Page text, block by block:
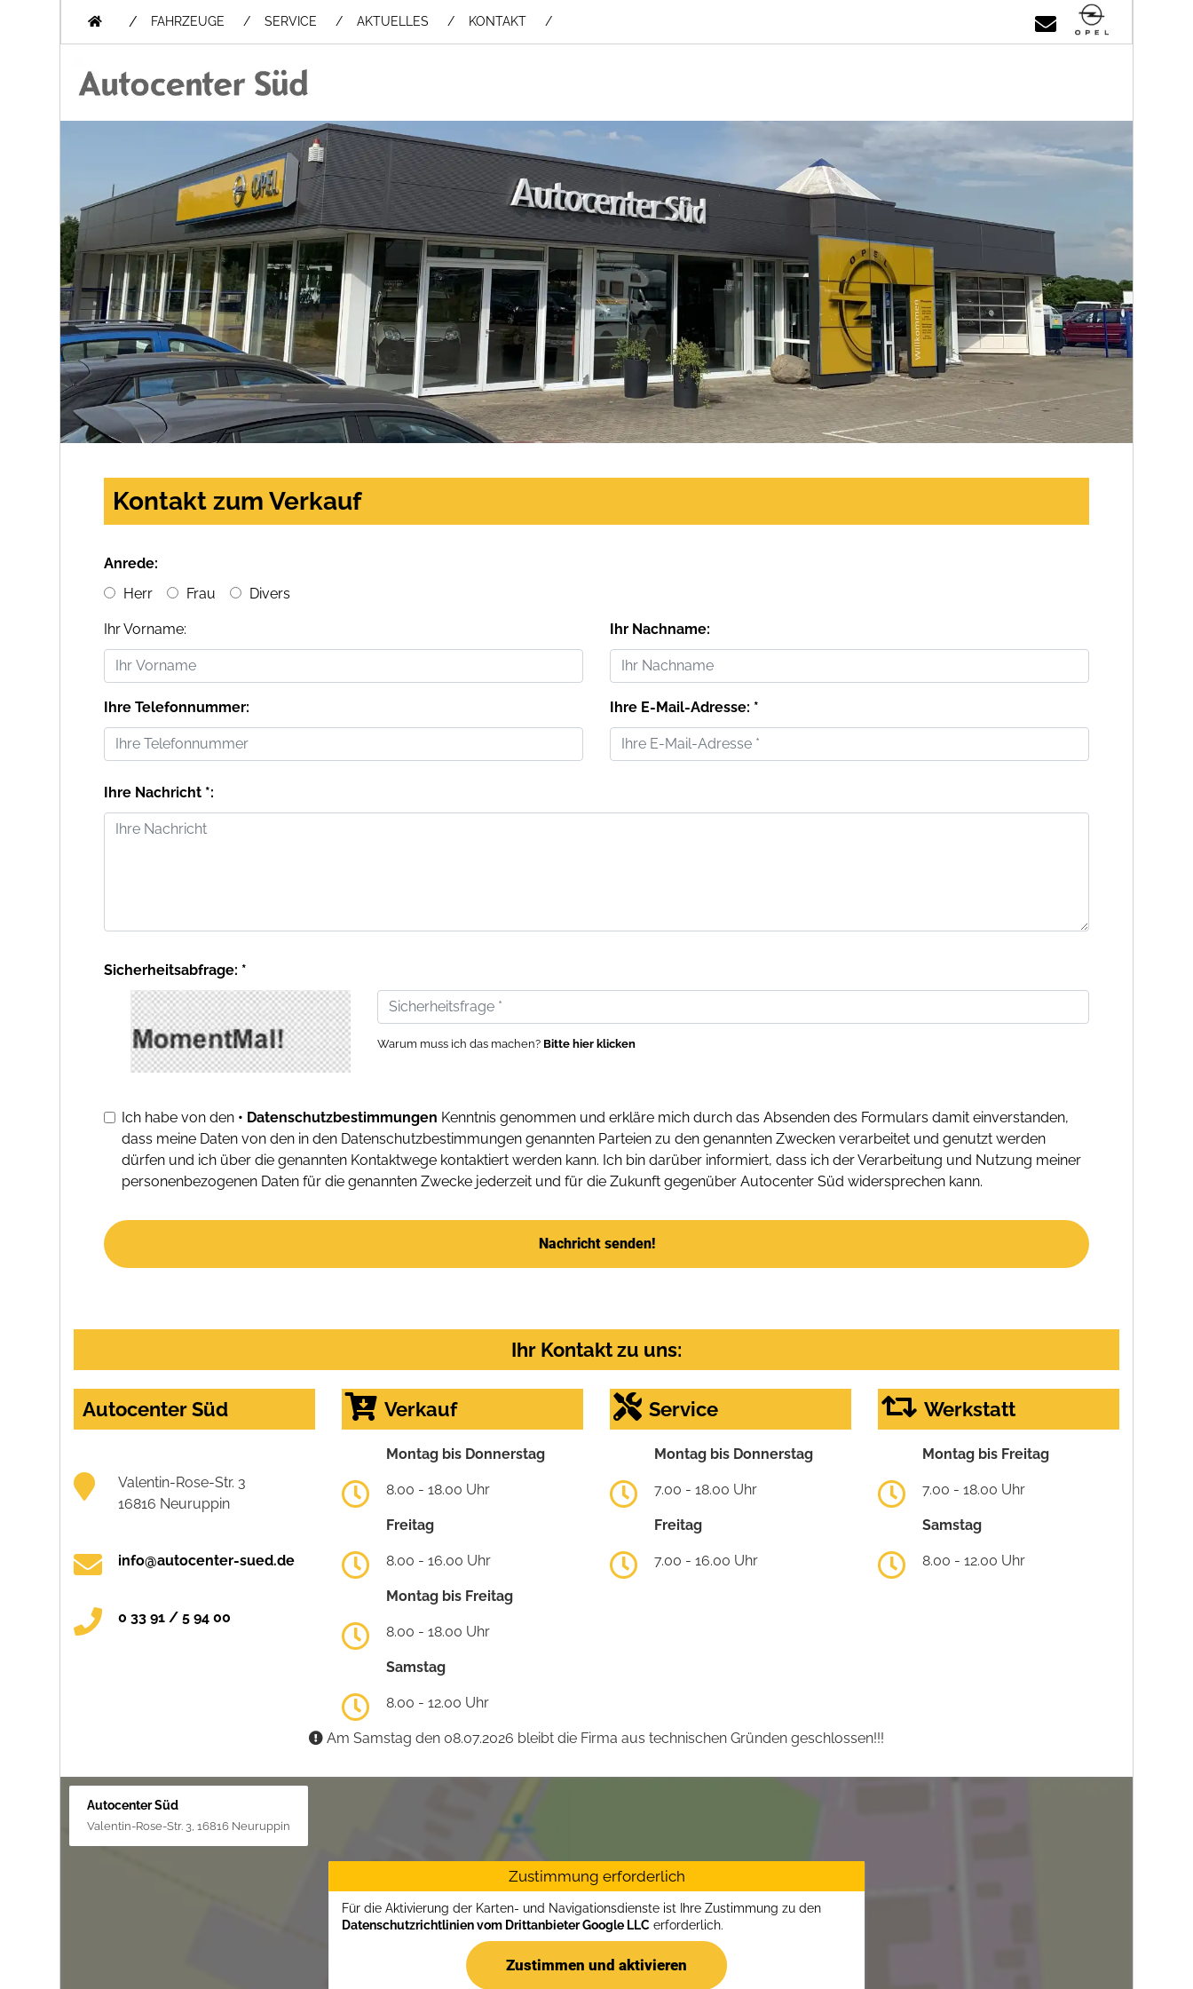
/ FAHRZEUGE SERVICE AKTUELLES KONTAKT
Kontakt zum Verkauf
Anrede:
Herr
Frau Divers
Ihr Vorname: Ihr Nachname:
Ihre Telefonnummer: Ihre E-Mail-Adresse: *
Ihre Nachricht *:
Sicherheitsabfrage: *
Warum muss ich das machen? Bitte hier klicken
Ich habe von den • Datenschutzbestimmungen Kenntnis genommen und erkläre mich durch das Absenden des Formulars damit einverstanden,
dass meine Daten von den in den Datenschutzbestimmungen genannten Parteien zu den genannten Zwecken verarbeitet und genutzt werden
dürfen und ich über die genannten Kontaktwege kontaktiert werden kann. Ich bin darüber informiert, dass ich der Verarbeitung und Nutzung meiner
personenbezogenen Daten für die genannten Zwecke jederzeit und für die Zukunft gegenüber Autocenter Süd widersprechen kann.
Nachricht senden!
Ihr Kontakt zu uns:
Autocenter Süd
Valentin-Rose-Str. 3
16816 Neuruppin
info@autocenter-sued.de
0 33 91 / 5 94 00
Verkauf
Montag bis Donnerstag
8.00 - 18.00 Uhr
Freitag
8.00 - 16.00 Uhr
Montag bis Freitag
8.00 - 18.00 Uhr
Samstag
8.00 - 12.00 Uhr
Service
Montag bis Donnerstag
7.00 - 18.00 Uhr
Freitag
7.00 - 16.00 Uhr
Werkstatt
Montag bis Freitag
7.00 - 18.00 Uhr
Samstag
8.00 - 12.00 Uhr
Am Samstag den 08.07.2026 bleibt die Firma aus technischen Gründen geschlossen!!!
Autocenter Süd
Valentin-Rose-Str. 3, 16816 Neuruppin
Zustimmung erforderlich
Für die Aktivierung der Karten- und Navigationsdienste ist Ihre Zustimmung zu den
Datenschutzrichtlinien vom Drittanbieter Google LLC erforderlich.
Zustimmen und aktivieren